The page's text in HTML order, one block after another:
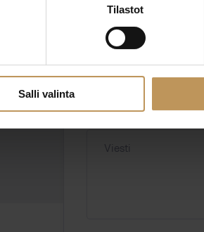
Tilastot
Salli valinta
*